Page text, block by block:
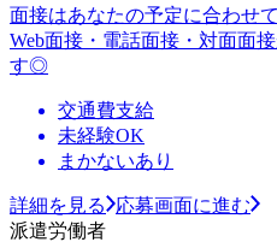
面接はあなたの予定に合わせ
Web面接・電話面接・対面面
す◎
交通費支給
未経験OK
まかないあり
詳細を見る
応募画面に進む
派遣労働者